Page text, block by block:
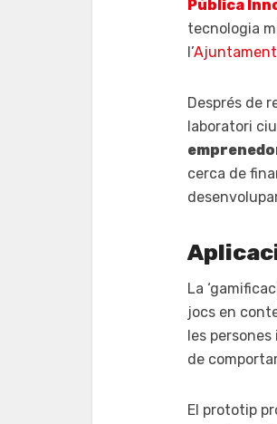
Pública
tecnologia
l’Ajuntament
Després de
laboratori
cerca de
La
jocs en
les
de
El prototip